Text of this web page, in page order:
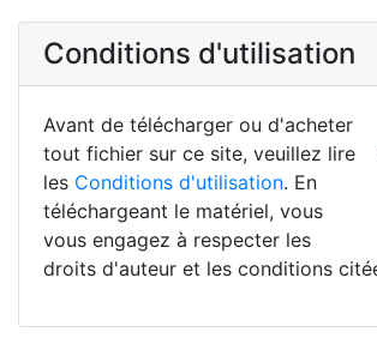
Conditions d'utilisation
Avant de télécharger ou d'acheter
tout fichier sur ce site, veuillez lire
les Conditions d'utilisation. En
téléchargeant le matériel, vous
vous engagez à respecter les
droits d'auteur et les conditions